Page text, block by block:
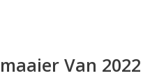
Van 2022